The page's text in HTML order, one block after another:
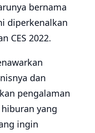
bernama
diperkenalkan
CES 2022.
dan
pengalaman
yang
ingin